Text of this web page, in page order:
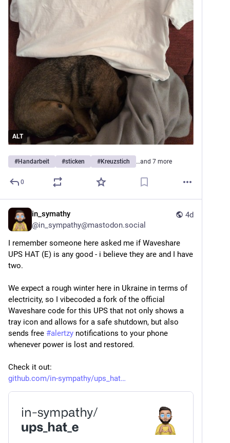
ALT
#Handarbeit #sticken #Kreuzstich …and 7 more
0
4d
in_symathy
@in_sympathy@mastodon.social
I remember someone here asked me if Waveshare
UPS HAT (E) is any good - i believe they are and I have
two.
We expect a rough winter here in Ukraine in terms of
electricity, so I vibecoded a fork of the official
Waveshare code for this UPS that not only shows a
tray icon and allows for a safe shutdown, but also
sends free #alertzy notifications to your phone
whenever power is lost and restored.
Check it out:
github.com/in-sympathy/ups_hat